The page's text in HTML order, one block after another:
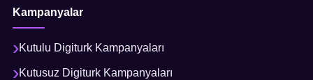
Kampanyalar
Kutulu Digiturk Kampanyaları
Kutusuz Digiturk Kampanyaları